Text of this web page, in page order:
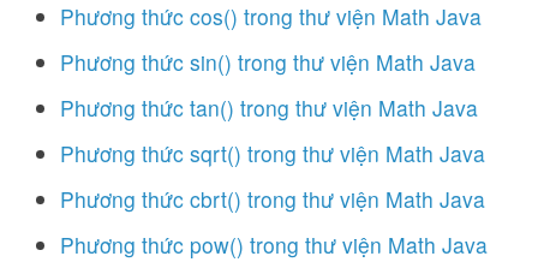
Phương thức cos() trong thư viện Math Java
Phương thức sin() trong thư viện Math Java
Phương thức tan() trong thư viện Math Java
Phương thức sqrt() trong thư viện Math Java
Phương thức cbrt() trong thư viện Math Java
Phương thức pow() trong thư viện Math Java